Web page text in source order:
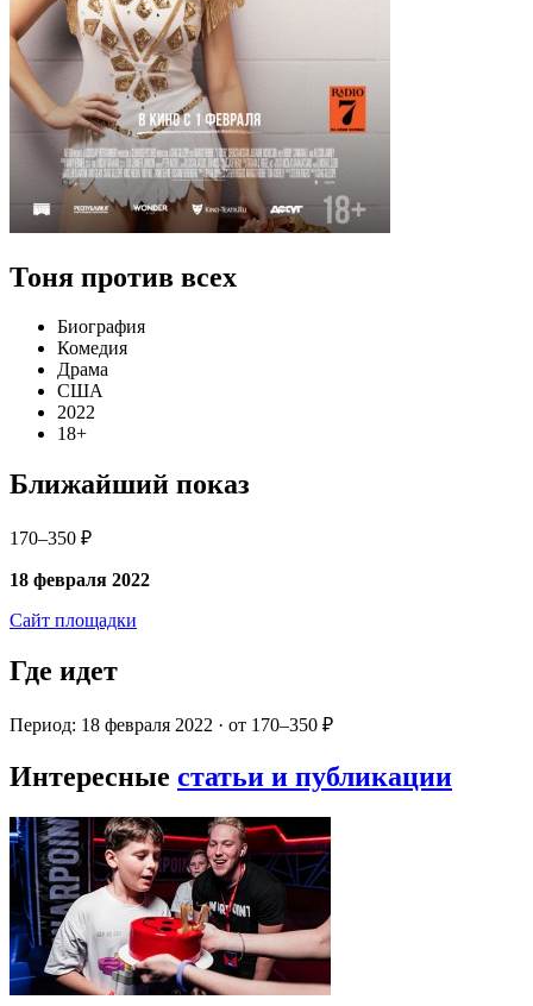
Тоня против всех
Биография
Комедия
Драма
США
2022
18+
Ближайший показ
170–350 ₽
18 февраля 2022
Сайт площадки
Где идет
Период: 18 февраля 2022 · от 170–350 ₽
Интересные статьи и публикации